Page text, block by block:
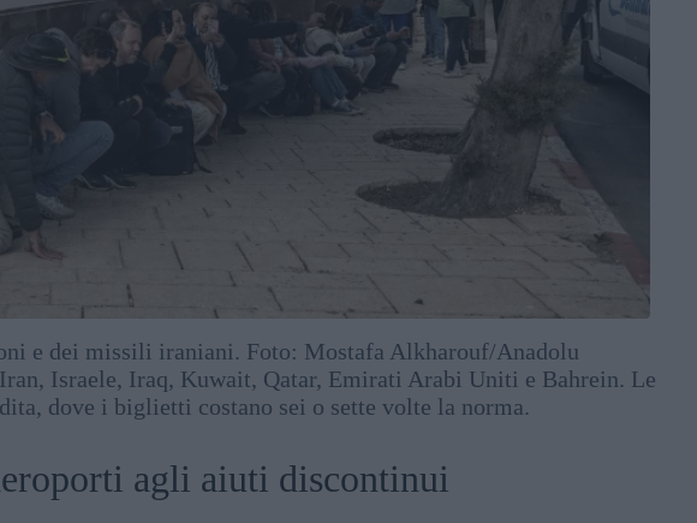
e dei missili iraniani. Foto: Mostafa Alkharouf/Anadolu
Israele, Iraq, Kuwait, Qatar, Emirati Arabi Uniti e Bahrein. Le
dove i biglietti costano sei o sette volte la norma.
agli aiuti discontinui